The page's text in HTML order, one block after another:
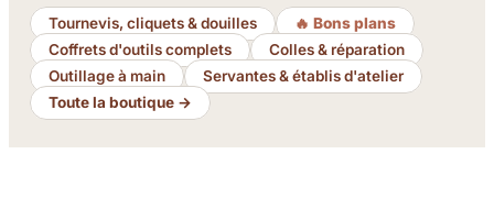
Tournevis, cliquets & douilles
🔥 Bons plans
Coffrets d'outils complets
Colles & réparation
Outillage à main
Servantes & établis d'atelier
Toute la boutique →